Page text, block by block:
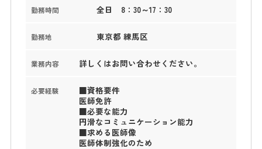
勤務時間 全日 8：30～17：30
勤務地 東京都 練馬区
業務内容 詳しくはお問い合わせください。
必要経験
■資格要件
医師免許
■必要な能力
円滑なコミュニケーション能力
■求める医師像
医師体制強化のため